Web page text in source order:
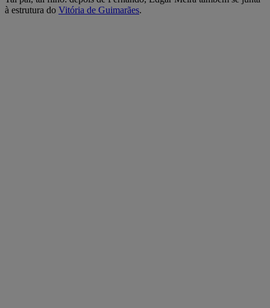
à estrutura do Vitória de Guimarães.